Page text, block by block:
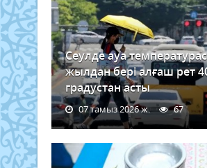
Сеулде ауа
жылдан бері алғаш рет
градустан асты
07 тамыз 2026 ж. 67